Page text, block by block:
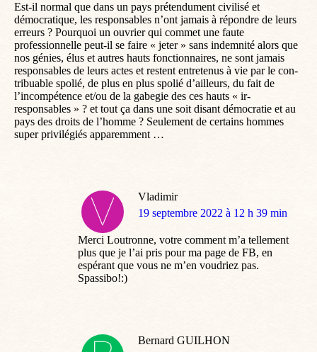
Est-il normal que dans un pays prétendument civilisé et
démocratique, les responsables n’ont jamais à répondre de leurs
erreurs ? Pourquoi un ouvrier qui commet une faute
professionnelle peut-il se faire « jeter » sans indemnité alors que
nos génies, élus et autres hauts fonctionnaires, ne sont jamais
responsables de leurs actes et restent entretenus à vie par le con-
tribuable spolié, de plus en plus spolié d’ailleurs, du fait de
l’incompétence et/ou de la gabegie des ces hauts « ir-
responsables » ? et tout ça dans une soit disant démocratie et au
pays des droits de l’homme ? Seulement de certains hommes
super privilégiés apparemment …
Vladimir
dit
19 septembre 2022 à 12 h 39 min
Merci Loutronne, votre comment m’a tellement
plus que je l’ai pris pour ma page de FB, en
espérant que vous ne m’en voudriez pas.
Spassibo!:)
Bernard GUILHON